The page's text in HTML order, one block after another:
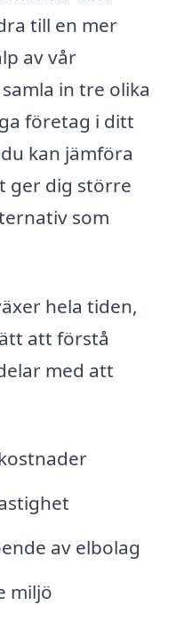
till en mer
av vår
in tre olika
företag i ditt
kan jämföra
ger dig större
som
hela tiden,
att förstå
med att
av elbolag
miljö